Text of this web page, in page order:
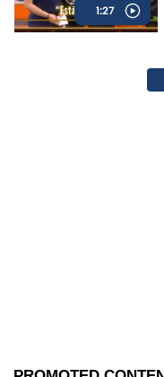
1:27